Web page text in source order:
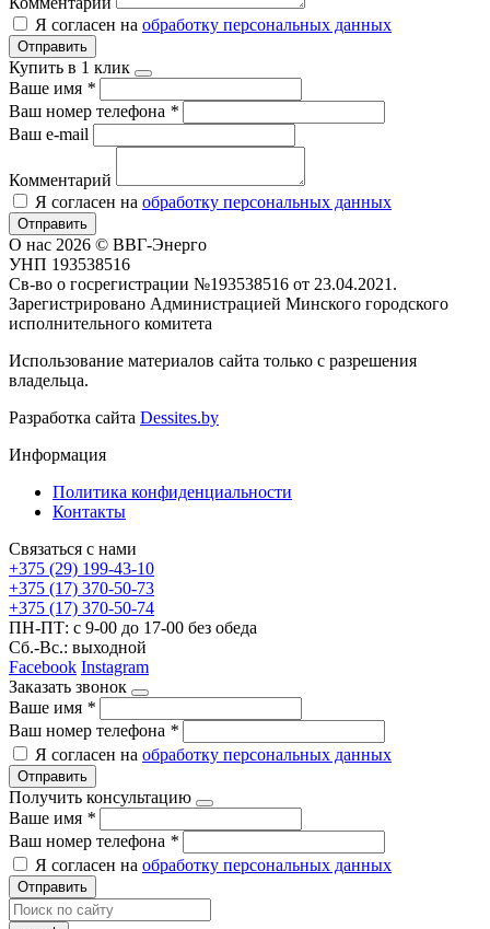
Я согласен на обработку персональных данных
Отправить
Купить в 1 клик
Ваше имя *
Ваш номер телефона *
Ваш e-mail
Комментарий
Я согласен на обработку персональных данных
Отправить
О нас 2026 © ВВГ-Энерго
УНП 193538516
Св-во о госрегистрации №193538516 от 23.04.2021.
Зарегистрировано Администрацией Минского городского
исполнительного комитета
Использование материалов сайта только с разрешения
владельца.
Разработка сайта Dessites.by
Информация
Политика конфиденциальности
Контакты
Связаться с нами
+375 (29) 199-43-10
+375 (17) 370-50-73
+375 (17) 370-50-74
ПН-ПТ: с 9-00 до 17-00 без обеда
Сб.-Вс.: выходной
Facebook Instagram
Заказать звонок
Ваше имя *
Ваш номер телефона *
Я согласен на обработку персональных данных
Отправить
Получить консультацию
Ваше имя *
Ваш номер телефона *
Я согласен на обработку персональных данных
Отправить